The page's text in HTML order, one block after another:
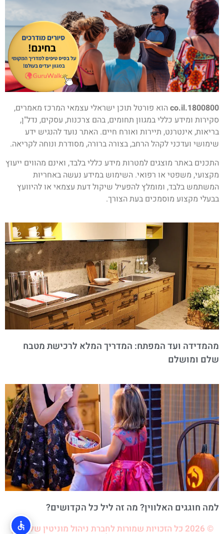
1800800.co.il
הוא פורטל תוכן ישראלי עצמאי המרכז מאמרים,
סקירות ומידע כללי במגוון תחומים, בהם צרכנות, עסקים, נדל"ן,
בריאות, אינטרנט, תיירות ואורח חיים. האתר נועד להנגיש ידע
שימושי ועדכני לקהל הרחב, בצורה ברורה, מסודרת ונוחה לקריאה.
התכנים באתר מוצגים למטרות מידע כללי בלבד, ואינם מהווים ייעוץ
מקצועי, משפטי או רפואי. השימוש במידע נעשה באחריות
המשתמש בלבד, ומומלץ להפעיל שיקול דעת עצמאי או להיוועץ
בבעלי מקצוע מוסמכים בעת הצורך.
מהמדידה ועד המפתח: המדריך המלא לרכישת מטבח
שלם ומושלם
למה חוגגים האלווין? מה זה ליל כל הקדושים?
© 2026 כל הזכויות שמורות לחברת ניהול מוניטין של לירון